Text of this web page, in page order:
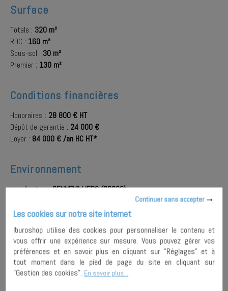
Surface
Totale : 320 m²
RDC : 160 m²
Sous-sol : 30 m²
Premier : 130 m²
Conditions financières
Honoraires : 28 800 € HT
Dépôt de garantie : 24 000 €
Loyer : 84 000 € /an HC HT*
Environnement
Localisation :GENNEVILLIERS (92230)
PLACE DU MARCHE /JEAN GRANDEL
A proximité :Bus,Tramway,Vélo libre-service
AJOUTER À
MA
SÉLECTION
ENVOYER À
UN AMI PARTAGER
Continuer sans accepter
Les cookies sur notre site internet
Iburoshop utilise des cookies pour personnaliser le contenu et
vous offrir une expérience sur mesure. Vous pouvez gérer vos
préférences et en savoir plus en cliquant sur "Réglages" et à
tout moment dans le pied de page du site en cliquant sur
"Gestion des cookies". En savoir plus...